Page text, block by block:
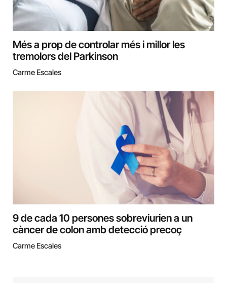
Més a prop de controlar més i millor les
tremolors del Parkinson
Carme Escales
9 de cada 10 persones sobreviurien a un
càncer de colon amb detecció precoç
Carme Escales